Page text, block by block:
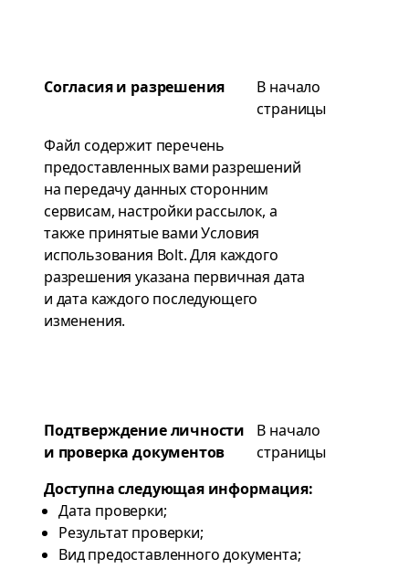
Согласия и разрешения
В начало
страницы
Файл содержит перечень
предоставленных вами разрешений
на передачу данных сторонним
сервисам, настройки рассылок, а
также принятые вами Условия
использования Bolt. Для каждого
разрешения указана первичная дата
и дата каждого последующего
изменения.
Подтверждение личности
и проверка документов
В начало
страницы
Доступна следующая информация:
Дата проверки;
Результат проверки;
Вид предоставленного документа;